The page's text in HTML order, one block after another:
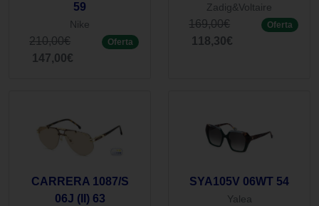
59
Nike
210,00€
147,00€
Oferta
Zadig&Voltaire
169,00€
118,30€
Oferta
CARRERA 1087/S
06J (II) 63
SYA105V 06WT 54
Yalea